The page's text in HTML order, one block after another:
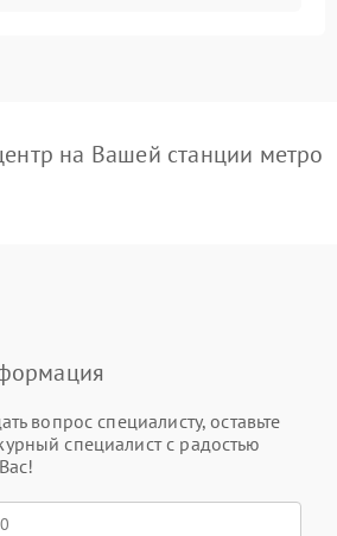
на Вашей станции метро
вопрос специалисту, оставьте
специалист с радостью